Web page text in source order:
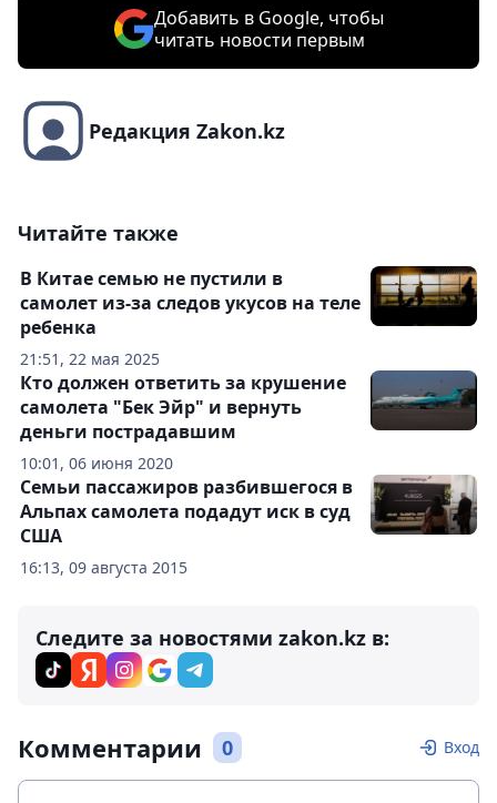
Добавить в Google, чтобы
читать новости первым
Редакция Zakon.kz
Читайте также
21:51, 22 мая 2025
В Китае семью не пустили в
самолет из-за следов укусов на теле
ребенка
10:01, 06 июня 2020
Кто должен ответить за крушение
самолета "Бек Эйр" и вернуть
деньги пострадавшим
16:13, 09 августа 2015
Семьи пассажиров разбившегося в
Альпах самолета подадут иск в суд
США
Следите за новостями zakon.kz в:
Комментарии 0 Вход